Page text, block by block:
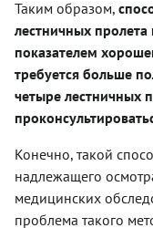
Таким образом,
лестничных пролета
показателем
требуется больше
четыре лестничных
Конечно, такой
надлежащего
медицинских
проблема такого